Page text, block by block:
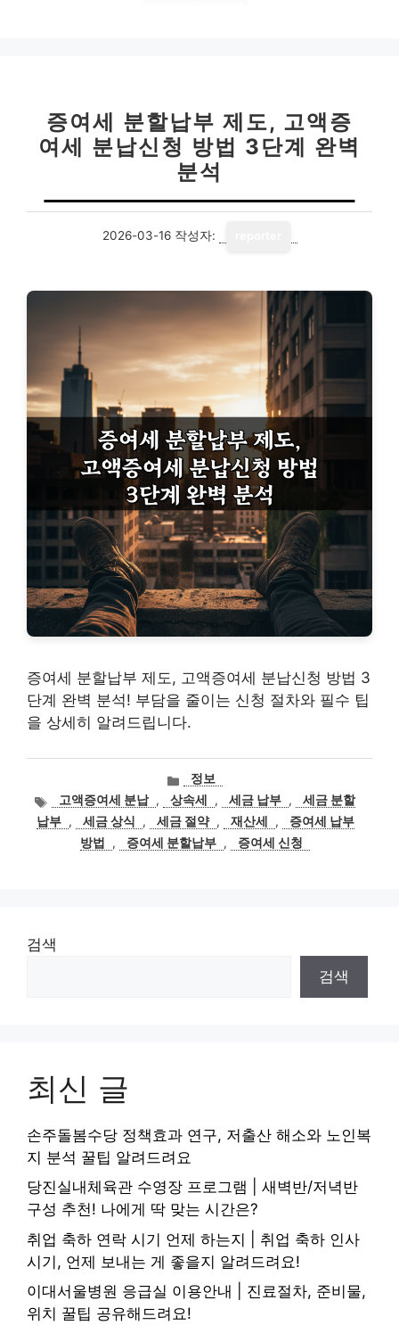
증여세 분할납부 제도, 고액증
여세 분납신청 방법 3단계 완벽
분석
2026-03-16 작성자:
증여세 분할납부 제도, 고액증여세 분납신청 방법 3
단계 완벽 분석! 부담을 줄이는 신청 절차와 필수 팁
을 상세히 알려드립니다.
카
테
고
리
정보
태
그
고액증여세 분납 , 상속세 , 세금 납부 ,
세금 분할
납부 , 세금 상식 , 세금 절약 , 재산세 ,
증여세 납부
방법
, 증여세 분할납부 , 증여세 신청
검색
검색
최신 글
손주돌봄수당 정책효과 연구, 저출산 해소와 노인복
지 분석 꿀팁 알려드려요
당진실내체육관 수영장 프로그램 | 새벽반/저녁반
구성 추천! 나에게 딱 맞는 시간은?
취업 축하 연락 시기 언제 하는지 | 취업 축하 인사
시기, 언제 보내는 게 좋을지 알려드려요!
이대서울병원 응급실 이용안내 | 진료절차, 준비물,
위치 꿀팁 공유해드려요!